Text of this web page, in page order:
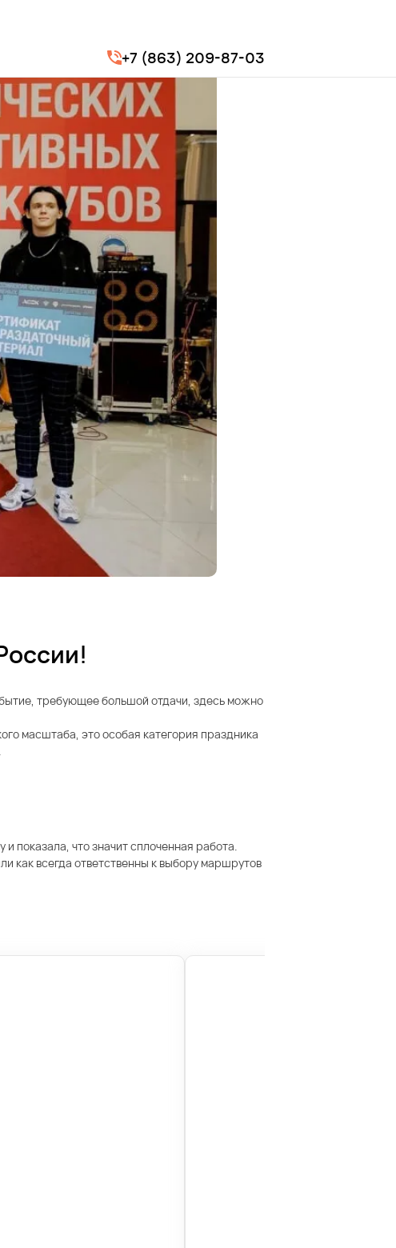
+7 (863) 209-87-03
требующее большой отдачи, здесь можно
масштаба, это особая категория праздника
показала, что значит сплоченная работа.
как всегда ответственны к выбору маршрутов